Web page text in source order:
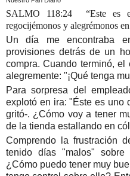
SALMO 118:24 “Este es
regocijémonos y alegrémonos
Un día me encontraba
provisiones detrás de un
compra. Cuando terminó,
alegremente: "¡Qué tenga
Para sorpresa del
explotó en ira: "Éste es uno
gritó-. ¿Cómo voy a tener
de la tienda estallando en
Comprendo la frustración
tenido días "malos"
¿Cómo puedo tener muy